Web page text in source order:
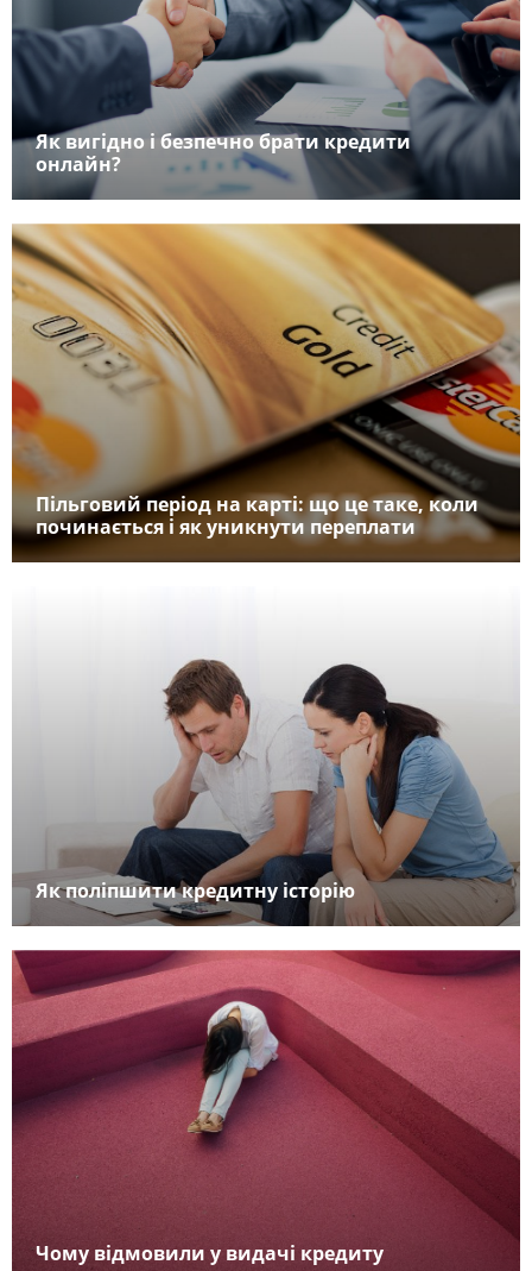
Як вигідно і безпечно брати кредити
онлайн?
Пільговий період на карті: що це таке, коли
починається і як уникнути переплати
Як поліпшити кредитну історію
Чому відмовили у видачі кредиту